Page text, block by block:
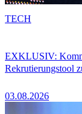
EXKLUSIV:
Rekrutierungstool
03.08.2026
TECH